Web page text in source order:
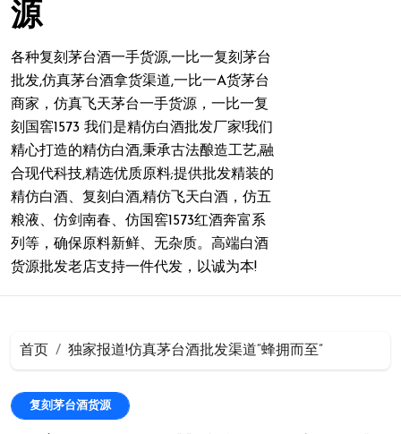
源
各种复刻茅台酒一手货源,一比一复刻茅台
批发,仿真茅台酒拿货渠道,一比一A货茅台
商家，仿真飞天茅台一手货源，一比一复
刻国窖1573 我们是精仿白酒批发厂家!我们
精心打造的精仿白酒,秉承古法酿造工艺,融
合现代科技,精选优质原料;提供批发精装的
精仿白酒、复刻白酒,精仿飞天白酒，仿五
粮液、仿剑南春、仿国窖1573红酒奔富系
列等，确保原料新鲜、无杂质。高端白酒
货源批发老店支持一件代发，以诚为本!
首页 独家报道!仿真茅台酒批发渠道“蜂拥而至”
复刻茅台酒货源